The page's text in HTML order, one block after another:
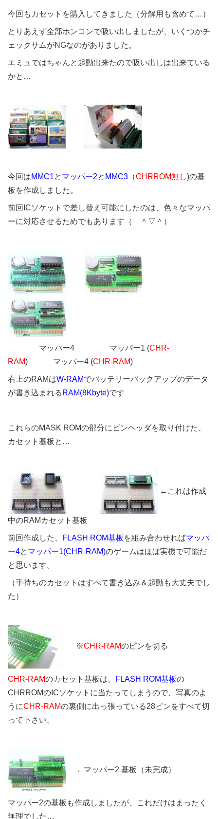
今回もカセットを購入してきました（分解用も含めて…）
とりあえず全部ホンコンで吸い出しましたが、いくつかチ
ェックサムがNGなのがありました。
エミュではちゃんと起動出来たので吸い出しは出来ている
かと…
今回はMMC1と マッパー2と MMC3 （CHRROM無し)の基
板を作成しました。
前回ICソケットで差し替え可能にしたのは、色々なマッパ
ーに対応させるためでもあります（ ＾▽＾）
マッパー4 マッパー1 (CHR-
RAM) マッパー4 (CHR-RAM)
右上のRAMはW-RAMでバッテリーバックアップのデータ
が書き込まれる RAM(8Kbyte)です
これらのMASK ROMの部分にピンヘッダを取り付けた、
カセット基板と…
←これは作成
中のRAMカセット基板
前回作成した、 FLASH ROM基板 を組み合わせればマッパ
ー4と マッパー1(CHR-RAM)のゲームはほぼ実機で可能だ
と思います。
（手持ちのカセットはすべて書き込み＆起動も大丈夫でし
た）
※CHR-RAMのピンを切る
CHR-RAMのカセット基板は、 FLASH ROM基板の
CHRROMのICソケットに当たってしまうので、写真のよ
うにCHR-RAMの裏側に出っ張っている28ピンをすべて切
って下さい。
←マッパー2 基板（未完成）
マッパー2の基板も作成しましたが、これだけはまったく
無理でした…